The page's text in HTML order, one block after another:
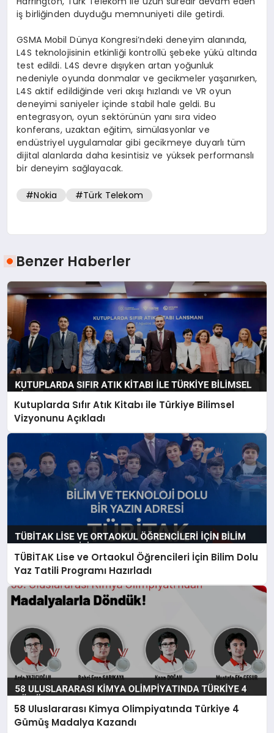
iş birliğinden duyduğu memnuniyeti dile getirdi.
GSMA Mobil Dünya Kongresi’ndeki deneyim alanında,
L4S teknolojisinin etkinliği kontrollü şebeke yükü altında
test edildi. L4S devre dışıyken artan yoğunluk
nedeniyle oyunda donmalar ve gecikmeler yaşanırken,
L4S aktif edildiğinde veri akışı hızlandı ve VR oyun
deneyimi saniyeler içinde stabil hale geldi. Bu
entegrasyon, oyun sektörünün yanı sıra video
konferans, uzaktan eğitim, simülasyonlar ve
endüstriyel uygulamalar gibi gecikmeye duyarlı tüm
dijital alanlarda daha kesintisiz ve yüksek performanslı
bir deneyim sağlayacak.
#Nokia #Türk Telekom
Benzer Haberler
Kutuplarda Sıfır Atık Kitabı ile Türkiye Bilimsel
Vizyonunu Açıkladı
TÜBİTAK Lise ve Ortaokul Öğrencileri İçin Bilim Dolu
Yaz Tatili Programı Hazırladı
58 Uluslararası Kimya Olimpiyatında Türkiye 4
Gümüş Madalya Kazandı